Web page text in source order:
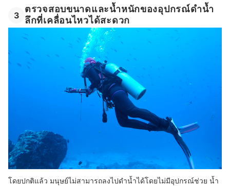
3
ตรวจสอบขนาดและน้ำหนักของอุปกรณ์ดําน้ำ
ลึกที่เคลื่อนไหวได้สะดวก
โดยปกติแล้ว มนุษย์ไม่สามารถลงไปดำน้ำได้โดยไม่มีอุปกรณ์ช่วย น้ำ